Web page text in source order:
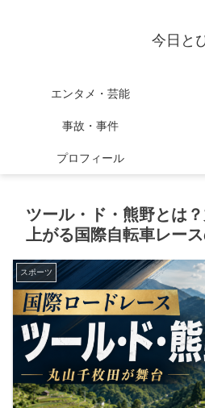
今日と
エンタメ・芸能
事故・事件
プロフィール
ツール・ド・熊野とは
上がる国際自転車レー
スポーツ